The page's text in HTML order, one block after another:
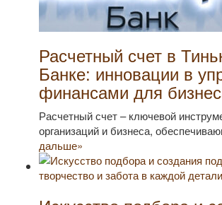
Расчетный счет в
Банке: инновации в
финансами для
Расчетный счет – ключевой
организаций и бизнеса,
дальше»